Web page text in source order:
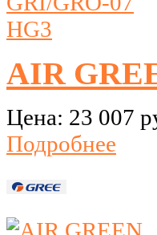
AIR
Цена: 23 007
Подробнее